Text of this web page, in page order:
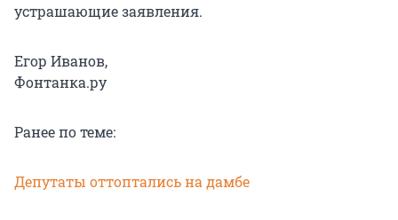
устрашающие заявления.
Егор Иванов,
Фонтанка.ру
Ранее по теме:
Депутаты оттоптались на дамбе